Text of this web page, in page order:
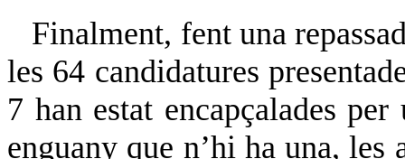
Finalment, fent una
les 64 candidatures
7 han estat encapçalades
enguany que n’hi ha una,